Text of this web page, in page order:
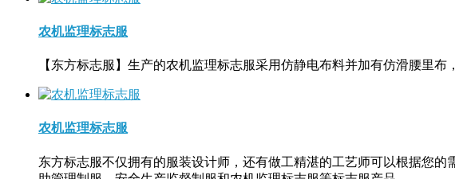
农机监理标志服
【东方标志服】生产的农机监理标志服采用仿静电布料并加有仿滑腰里布
农机监理标志服
东方标志服不仅拥有的服装设计师，还有做工精湛的工艺师可以根据您